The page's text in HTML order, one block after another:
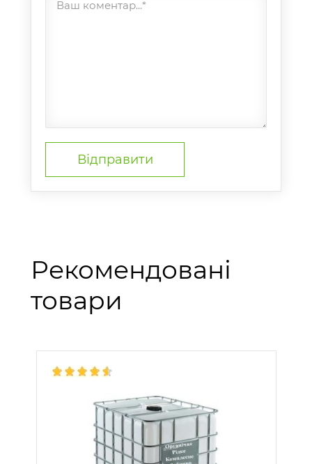
Ваш коментар...*
Рекомендовані
товари